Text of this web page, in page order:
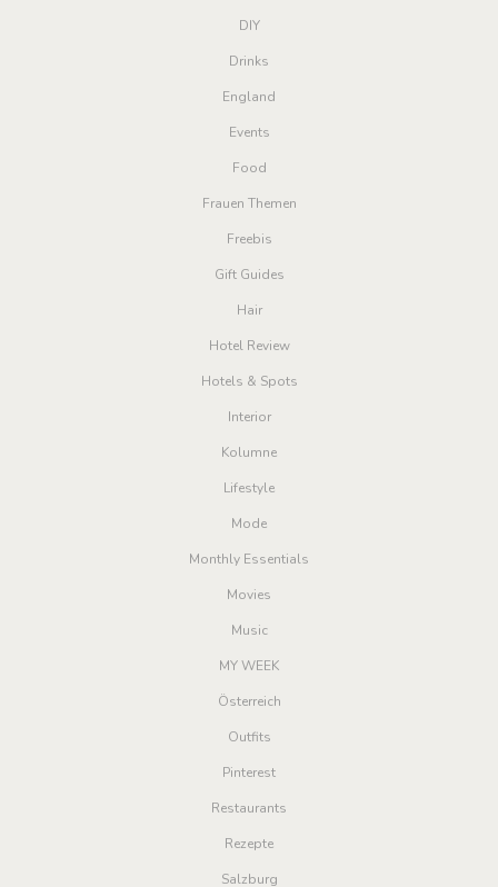
DIY
Drinks
England
Events
Food
Frauen Themen
Freebis
Gift Guides
Hair
Hotel Review
Hotels & Spots
Interior
Kolumne
Lifestyle
Mode
Monthly Essentials
Movies
Music
MY WEEK
Österreich
Outfits
Pinterest
Restaurants
Rezepte
Salzburg